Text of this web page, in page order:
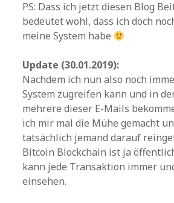
PS: Dass ich jetzt diesen Blog
bedeutet wohl, dass ich doch
meine System habe
Update (30.01.2019):
Nachdem ich nun also noch
System zugreifen kann und in
mehrere dieser E-Mails
ich mir mal die Mühe gemacht
tatsächlich jemand darauf
Bitcoin Blockchain ist ja
kann jede Transaktion immer
einsehen.